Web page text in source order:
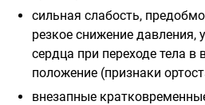
сильная слабость,
резкое снижение
сердца при переходе тела в
положение (признаки
внезапные